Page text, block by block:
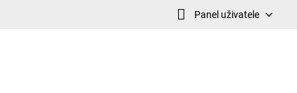
Panel uživatele